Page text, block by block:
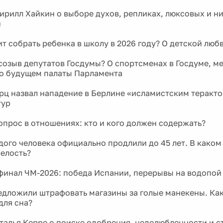
Хайкин о выборе духов, репликах, люксовых и
собрать ребенка в школу в 2026 году? О детской
депутатов Госдумы? О спортсменах в Госдуме,
будущем палаты Парламента
назвал нападение в Берлине «исламистским
в отношениях: кто и кого должен содержать?
человека официально продлили до 45 лет. В каком
ЧМ-2026: победа Испании, перерывы на
штрафовать магазины за голые манекены.
сна?